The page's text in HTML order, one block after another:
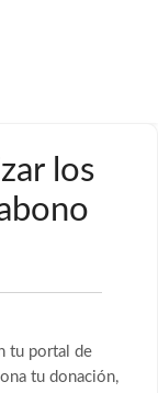
los
tu portal de
tu donación,